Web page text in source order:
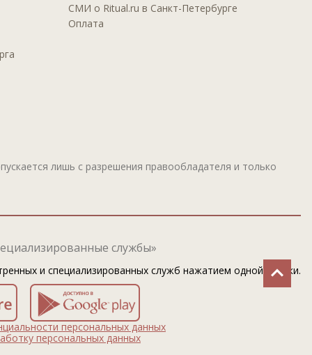
СМИ о Ritual.ru в Санкт-Петербурге
Оплата
лишь с разрешения правообладателя и только
службы»
и специализированных служб нажатием одной кнопки.
персональных данных
персональных данных